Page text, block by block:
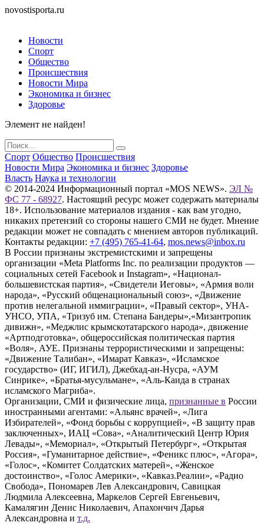
novostisporta.ru
Новости
Спорт
Общество
Происшествия
Новости Мира
Экономика и бизнес
Здоровье
Элемент не найден!
Спорт Общество Происшествия
Новости Мира Экономика и бизнес Здоровье
Власть Наука и технологии
© 2014-2024 Информационный портал «MOS NEWS». ЭЛ №
ФС 77 - 68927. Настоящий ресурс может содержать материалы
18+. Использование материалов издания - как вам угодно,
никаких претензий со стороны нашего СМИ не будет. Мнение
редакции может не совпадать с мнением авторов публикаций.
Контакты редакции: +7 (495) 765-41-64, mos.news@inbox.ru
В России признаны экстремистскими и запрещены
организации «Meta Platforms Inc. по реализации продуктов —
социальных сетей Facebook и Instagram», «Национал-
большевистская партия», «Свидетели Иеговы», «Армия воли
народа», «Русский общенациональный союз», «Движение
против нелегальной иммиграции», «Правый сектор», УНА-
УНСО, УПА, «Тризуб им. Степана Бандеры»,«Мизантропик
дивижн», «Меджлис крымскотатарского народа», движение
«Артподготовка», общероссийская политическая партия
«Воля», АУЕ. Признаны террористическими и запрещены:
«Движение Талибан», «Имарат Кавказ», «Исламское
государство» (ИГ, ИГИЛ), Джебхад-ан-Нусра, «АУМ
Синрике», «Братья-мусульмане», «Аль-Каида в странах
исламского Магриба».
Организации, СМИ и физические лица, признанные в России
иностранными агентами: «Альянс врачей», «Лига
Избирателей», «Фонд борьбы с коррупцией», «В защиту прав
заключенных», ИАЦ «Сова», «Аналитический Центр Юрия
Левады», «Мемориал», «Открытый Петербург», «Открытая
Россия», «Гуманитарное действие», «Феникс плюс», «Агора»,
«Голос», «Комитет Солдатских матерей», «Женское
достоинство», «Голос Америки», «Кавказ.Реалии», «Радио
Свобода», Пономарев Лев Александрович, Савицкая
Людмила Алексеевна, Маркелов Сергей Евгеньевич,
Камалягин Денис Николаевич, Апахончич Дарья
Александровна и т.д.